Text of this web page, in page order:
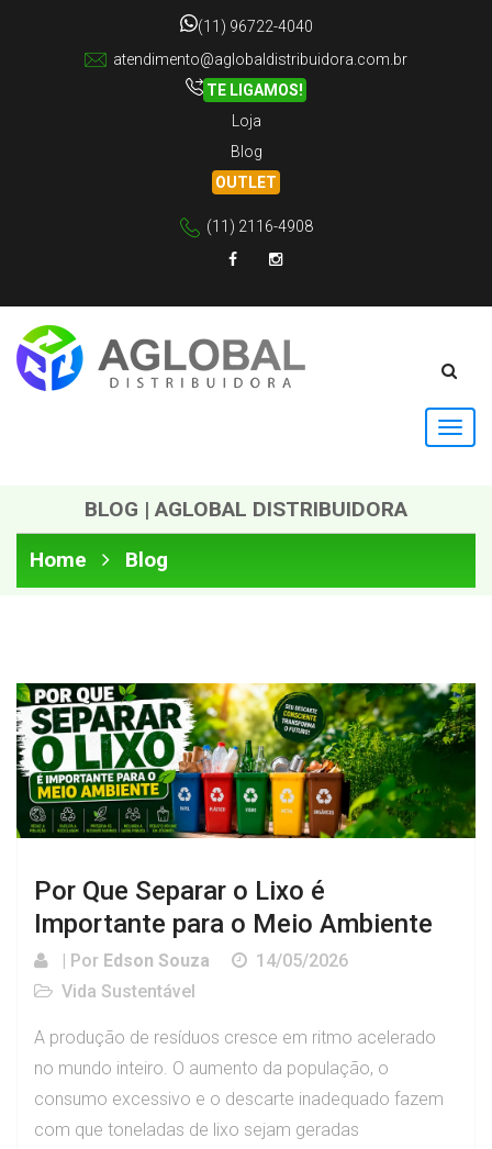
(11) 96722-4040
atendimento@aglobaldistribuidora.com.br
TE LIGAMOS!
Loja
Blog
OUTLET
(11) 2116-4908
BLOG | AGLOBAL DISTRIBUIDORA
Home
Blog
Por Que Separar o Lixo é
Importante para o Meio Ambiente
| Por Edson Souza
14/05/2026
Vida Sustentável
A produção de resíduos cresce em ritmo acelerado
no mundo inteiro. O aumento da população, o
consumo excessivo e o descarte inadequado fazem
com que toneladas de lixo sejam geradas